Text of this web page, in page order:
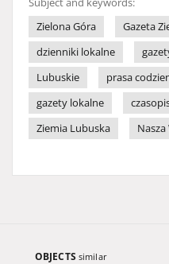
Subject and keywords:
Zielona Góra
Gazeta
dzienniki lokalne
Lubuskie
prasa
gazety lokalne
Ziemia Lubuska
Nasza
OBJECTS similar